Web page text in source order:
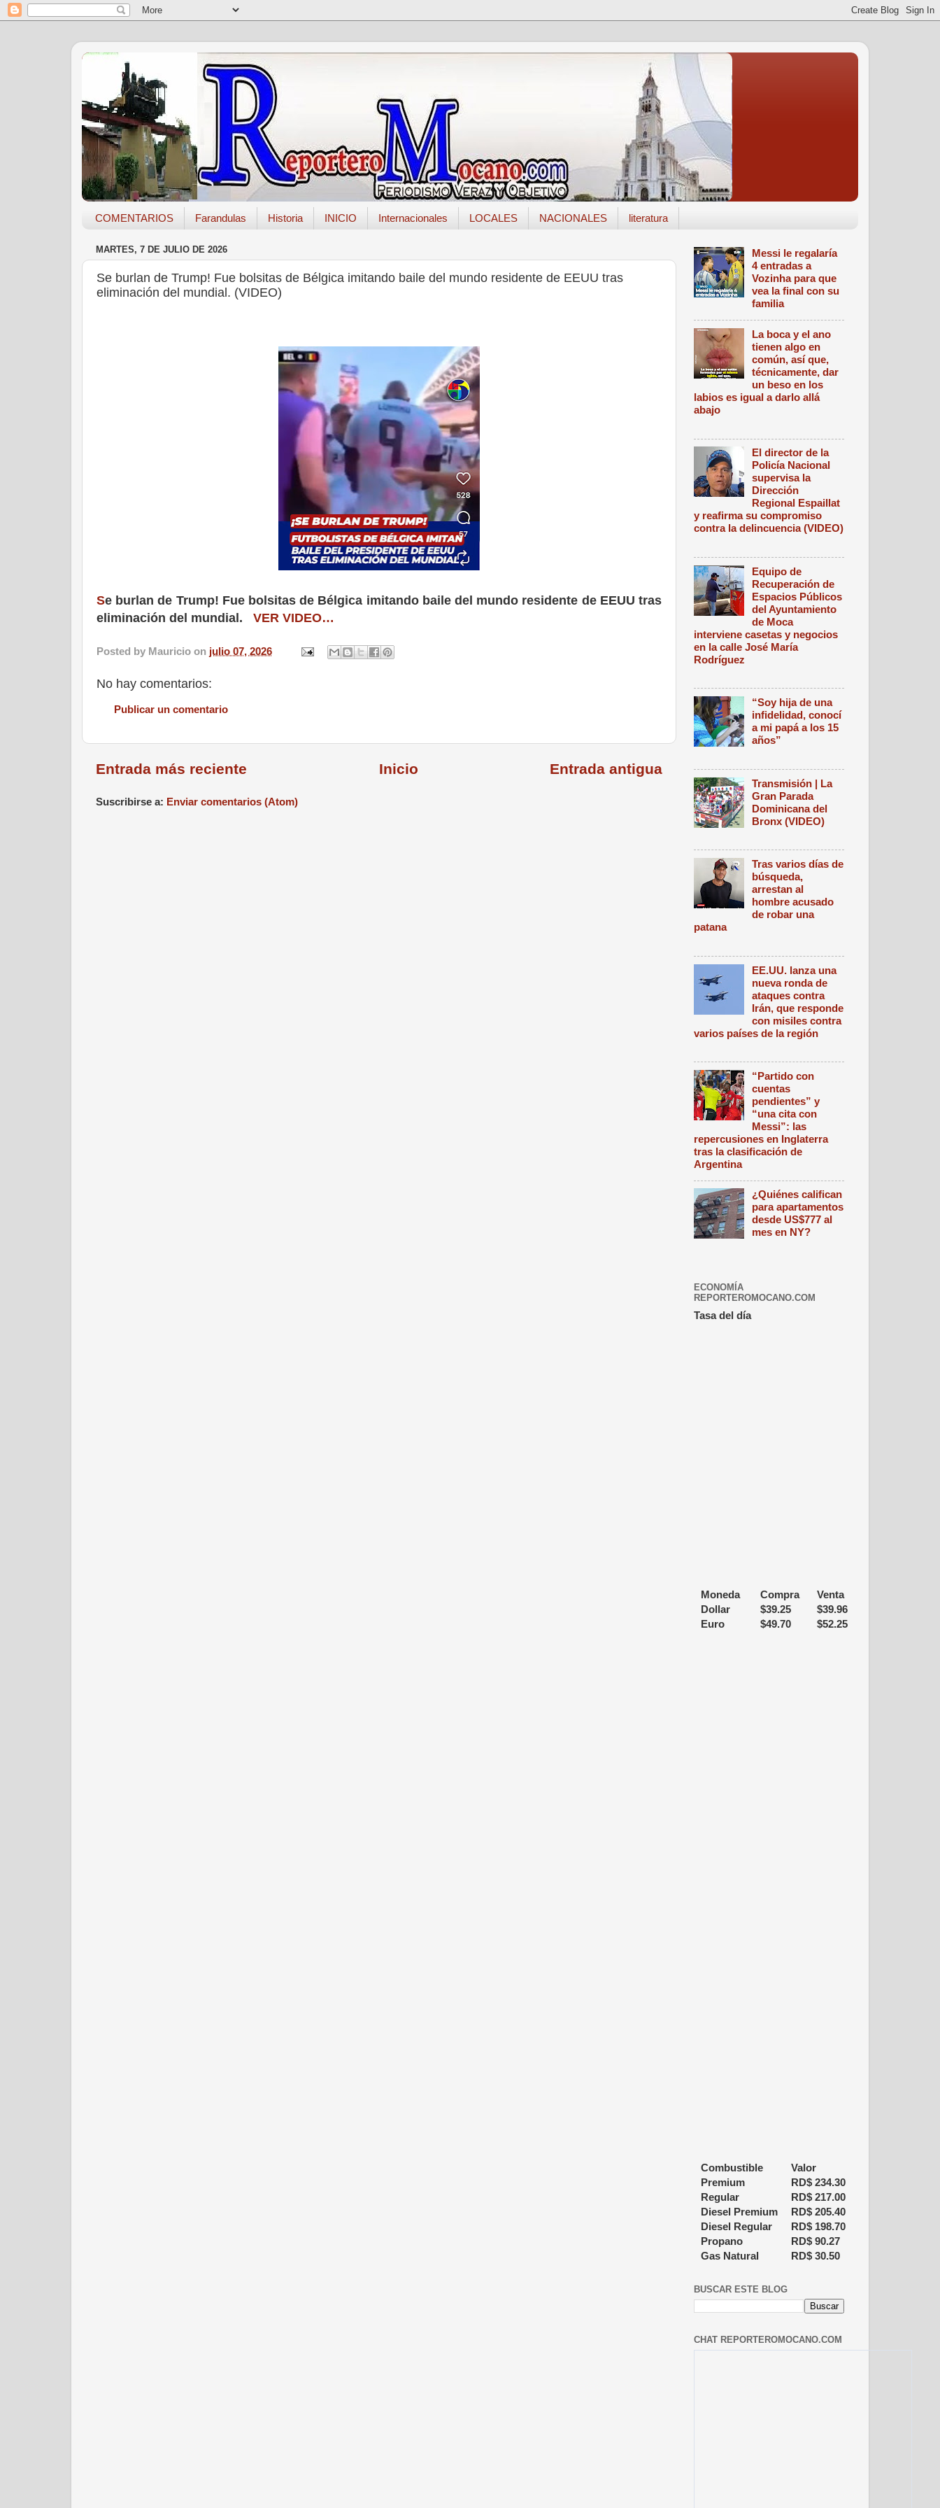
COMENTARIOS Farandulas Historia INICIO Internacionales LOCALES NACIONALES literatura
MARTES, 7 DE JULIO DE 2026
Se burlan de Trump! Fue bolsitas de Bélgica imitando baile del mundo residente de EEUU tras
eliminación del mundial. (VIDEO)
Se burlan de Trump! Fue bolsitas de Bélgica imitando baile del mundo residente de EEUU tras
eliminación del mundial. VER VIDEO…
Posted by Mauricio on julio 07, 2026
No hay comentarios:
Publicar un comentario
Entrada más reciente Entrada antigua
Inicio
Suscribirse a: Enviar comentarios (Atom)
Messi le regalaría
4 entradas a
Vozinha para que
vea la final con su
familia
La boca y el ano
tienen algo en
común, así que,
técnicamente, dar
un beso en los
labios es igual a darlo allá
abajo
El director de la
Policía Nacional
supervisa la
Dirección
Regional Espaillat
y reafirma su compromiso
contra la delincuencia (VIDEO)
Equipo de
Recuperación de
Espacios Públicos
del Ayuntamiento
de Moca
interviene casetas y negocios
en la calle José María
Rodríguez
“Soy hija de una
infidelidad, conocí
a mi papá a los 15
años”
Transmisión | La
Gran Parada
Dominicana del
Bronx (VIDEO)
Tras varios días de
búsqueda,
arrestan al
hombre acusado
de robar una
patana
EE.UU. lanza una
nueva ronda de
ataques contra
Irán, que responde
con misiles contra
varios países de la región
“Partido con
cuentas
pendientes” y
“una cita con
Messi”: las
repercusiones en Inglaterra
tras la clasificación de
Argentina
¿Quiénes califican
para apartamentos
desde US$777 al
mes en NY?
ECONOMÍA
REPORTEROMOCANO.COM
Tasa del día
Moneda Compra
Venta
Dollar
$39.25 $39.96
Euro
$49.70 $52.25
Combustible
Valor
Premium
RD$ 234.30
Regular
RD$ 217.00
Diesel Premium
RD$ 205.40
Diesel Regular
RD$ 198.70
Propano
RD$ 90.27
Gas Natural
RD$ 30.50
BUSCAR ESTE BLOG
CHAT REPORTEROMOCANO.COM